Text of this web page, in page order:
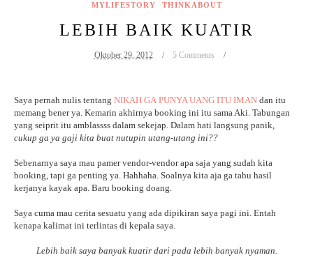
MYLIFESTORY THINKABOUT
LEBIH BAIK KUATIR
Oktober 29, 2012 5 Comments
Saya pernah nulis tentang NIKAH GA PUNYA UANG ITU IMAN dan itu
memang bener ya. Kemarin akhirnya booking ini itu sama Aki. Tabungan
yang seiprit itu amblassss dalam sekejap. Dalam hati langsung panik,
cukup ga ya gaji kita buat nutupin utang-utang ini??
Sebenarnya saya mau pamer vendor-vendor apa saja yang sudah kita
booking, tapi ga penting ya. Hahhaha. Soalnya kita aja ga tahu hasil
kerjanya kayak apa. Baru booking doang.
Saya cuma mau cerita sesuatu yang ada dipikiran saya pagi ini. Entah
kenapa kalimat ini terlintas di kepala saya.
Lebih baik saya banyak kuatir dari pada lebih banyak nyaman.